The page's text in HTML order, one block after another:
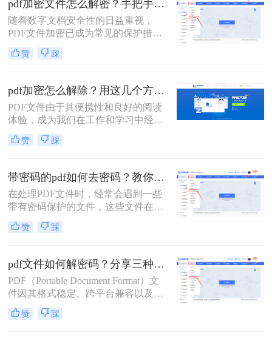
以便进行更广泛的操作。那么pdf编辑
密码怎么解开​呢？以下是一些常见的
解密方法。
pdf加密文件怎么解密？手把手教你3个简单方法！
随着数字文档安全性的日益重视，
PDF文件加密已成为常见的保护措
施。加密的PDF文件需要特定的密码
或密钥才能打开和阅读，这有助于保
问。然而，有时我们可能会遇到需要
解密PDF文件的情况，比如忘记密码
或需要编辑文件内容。那么pdf加密文
件怎么解密​呢？本文将为您介绍几种
常见的PDF解密方法。
赞 踩
pdf加密怎么解除？用这几个方法1秒立即解密！
PDF文件由于其便携性和良好的阅读
体验，成为我们在工作和学习中经常
使用的文件格式之一。然而，当遇到
加密的PDF文件时，我们可能无法直
细介绍PDF加密怎么解除，帮助您轻
松访问文件内容。
赞 踩
带密码的pdf如何去密码？教你3个pdf解密方法！
在处理PDF文件时，经常会遇到一些
带有密码保护的文件，这些文件在打
开或编辑时需要输入相应的密码。为
了更方便地使用这些文件，去除密码
的pdf如何去密码呢？本文将详细介绍
几种去除带密码PDF文件密码的方
法，帮助用户轻松解决这一问题。
赞 踩
pdf文件如何解密码？分享三种解除密码的方法！
PDF（Portable Document Format）文
件因其格式稳定、跨平台兼容以及保
护内容不被轻易篡改的特性而广泛应
用于各种场合。然而，有时我们可能
赞 踩